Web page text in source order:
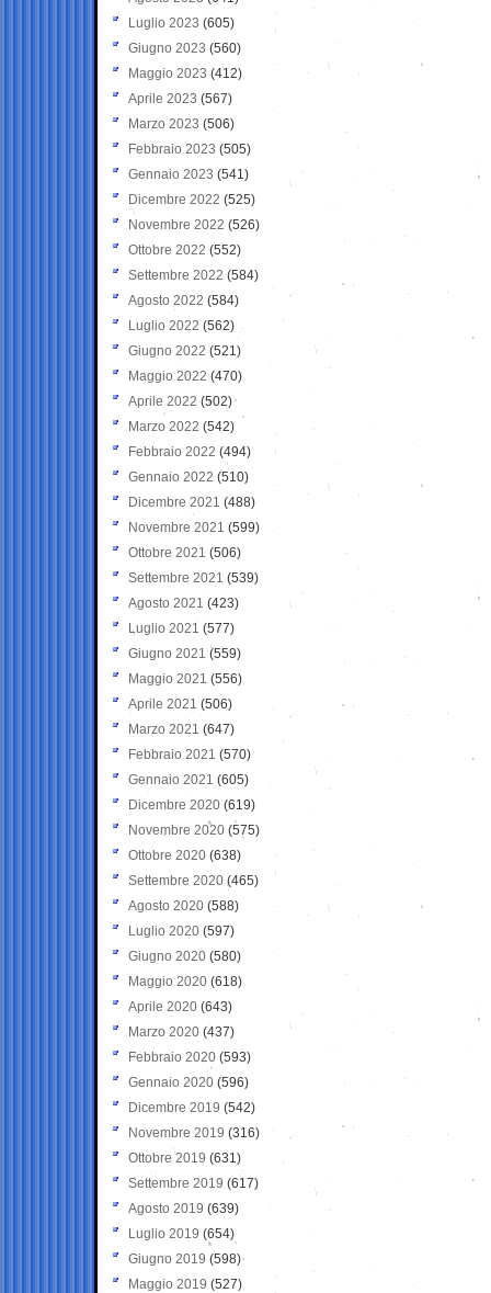
Luglio 2023 (605)
Giugno 2023 (560)
Maggio 2023 (412)
Aprile 2023 (567)
Marzo 2023 (506)
Febbraio 2023 (505)
Gennaio 2023 (541)
Dicembre 2022 (525)
Novembre 2022 (526)
Ottobre 2022 (552)
Settembre 2022 (584)
Agosto 2022 (584)
Luglio 2022 (562)
Giugno 2022 (521)
Maggio 2022 (470)
Aprile 2022 (502)
Marzo 2022 (542)
Febbraio 2022 (494)
Gennaio 2022 (510)
Dicembre 2021 (488)
Novembre 2021 (599)
Ottobre 2021 (506)
Settembre 2021 (539)
Agosto 2021 (423)
Luglio 2021 (577)
Giugno 2021(559)
Maggio 2021 (556)
Aprile 2021 (506)
Marzo 2021 (647)
Febbraio 2021 (570)
Gennaio 2021 (605)
Dicembre 2020 (619)
Novembre 2020 (575)
Ottobre 2020 (638)
Settembre 2020(465)
Agosto 2020 (588)
Luglio 2020 (597)
Giugno 2020 (580)
Maggio 2020 (618)
Aprile 2020 (643)
Marzo 2020 (437)
Febbraio 2020 (593)
Gennaio 2020 (596)
Dicembre 2019 (542)
Novembre 2019 (316)
Ottobre 2019 (631)
Settembre 2019 (617)
Agosto 2019 (639)
Luglio 2019 (654)
Giugno 2019 (598)
Maggio 2019 (527)